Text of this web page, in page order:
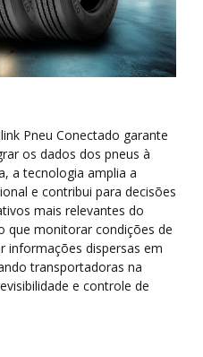
Pneu Conectado garante
os dados dos pneus à
a tecnologia amplia a
e contribui para decisões
mais relevantes do
que monitorar condições de
informações dispersas em
transportadoras na
e controle de